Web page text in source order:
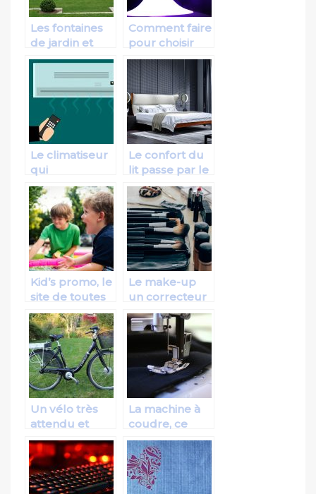
Les fontaines
de jardin et
fontaines à eau
Comment faire
pour choisir
correctement
ses
humidificateurs
?
Le climatiseur
qui
correspond le
mieux à vos
besoins!
Le confort du
lit passe par le
sommier
Kid’s promo, le
site de toutes
les promotions
pour enfants
Le make-up
un correcteur
pour le visage
Un vélo très
attendu et
sollicité même
par les
personnes
agées!
La machine à
coudre, ce
joyau ancestral
qu’il faut
préserver